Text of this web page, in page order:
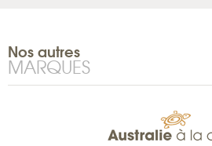
Nos autres
MARQUES